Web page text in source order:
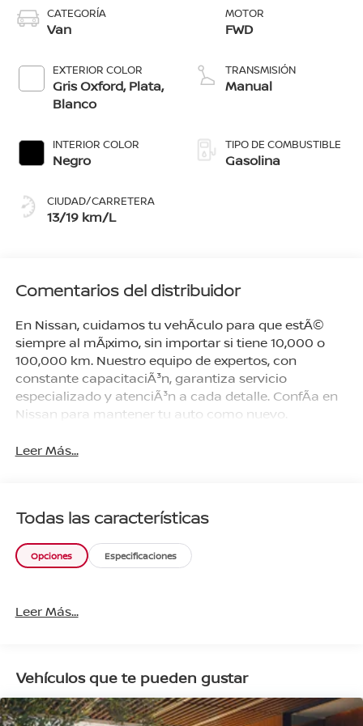
CATEGORÍA
Van
EXTERIOR COLOR
Gris Oxford, Plata,
Blanco
INTERIOR COLOR
Negro
CIUDAD/CARRETERA
13/19 km/L
MOTOR
FWD
TRANSMISIÓN
Manual
TIPO DE COMBUSTIBLE
Gasolina
Comentarios del distribuidor
En Nissan, cuidamos tu vehÃ­culo para que estÃ©
siempre al mÃ¡ximo, sin importar si tiene 10,000 o
100,000 km. Nuestro equipo de expertos, con
constante capacitaciÃ³n, garantiza servicio
especializado y atenciÃ³n a cada detalle. ConfÃ­a en
Nissan para mantener tu auto como nuevo.
Leer Más...
Todas las características
Opciones Especificaciones
Leer Más...
Vehículos que te pueden gustar